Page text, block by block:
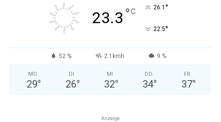
23.3 °C 26.1 °
22.5°
52 % 2.1kmh 9 %
MO.
29°
DI.
26°
MI.
32°
DO.
34°
FR.
37°
Anzeige